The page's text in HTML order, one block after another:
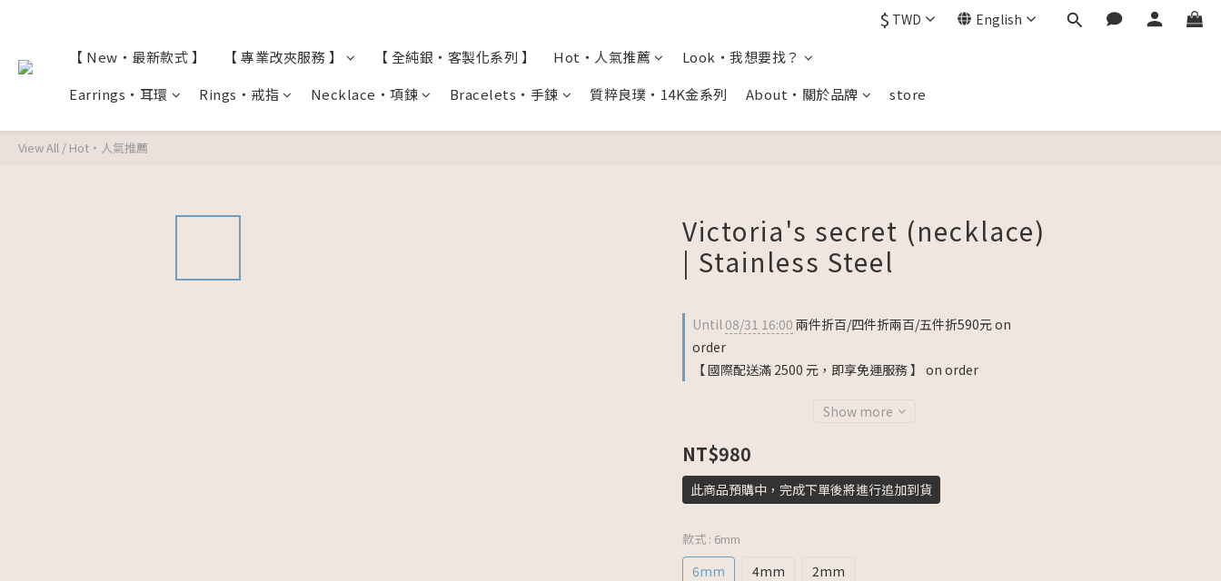
$ TWD English
【 New・最新款式 】 【 專業改夾服務 】 【 全純銀・客製化系列 】 Hot・人氣推薦
Look・我想要找？
Earrings・耳環
Rings・戒指 Necklace・項鍊 Bracelets・手鍊 質粹良璞・14K金系列 About・關於品牌 store
View All / Hot・人氣推薦
Victoria's secret (necklace)
| Stainless Steel
Until 08/31 16:00 兩件折百/四件折兩百/五件折590元 on
order
【 國際配送滿 2500 元，即享免運服務 】 on order
Show more
NT$980
此商品預購中，完成下單後將進行追加到貨
款式 : 6mm
6mm 4mm 2mm